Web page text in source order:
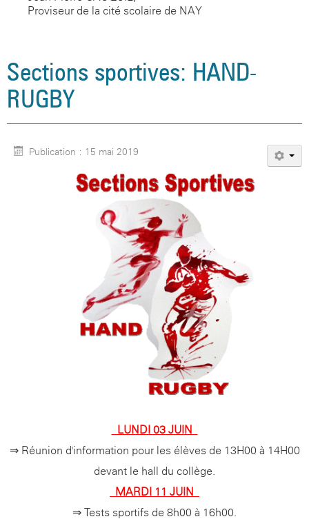
Proviseur de la cité scolaire de NAY
Sections sportives: HAND-
RUGBY
Publication : 15 mai 2019
- LUNDI 03 JUIN -
⇒ Réunion d'information pour les élèves de 13H00 à 14H00
devant le hall du collège.
- MARDI 11 JUIN -
⇒ Tests sportifs de 8h00 à 16h00.